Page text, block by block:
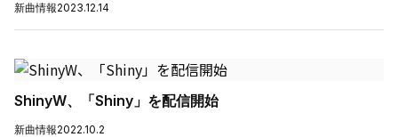
新曲情報2023.12.14
ShinyW、「Shiny」を配信開始
新曲情報2022.10.2